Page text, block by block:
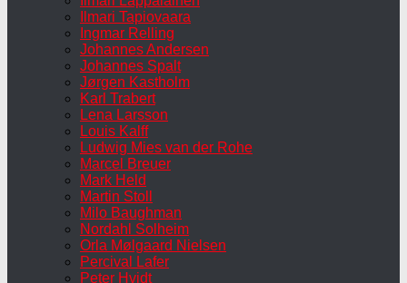
Ilmari Tapiovaara
Ingmar Relling
Johannes Andersen
Johannes Spalt
Jørgen Kastholm
Karl Trabert
Lena Larsson
Louis Kalff
Ludwig Mies van der Rohe
Marcel Breuer
Mark Held
Martin Stoll
Milo Baughman
Nordahl Solheim
Orla Mølgaard Nielsen
Percival Lafer
Peter Hvidt